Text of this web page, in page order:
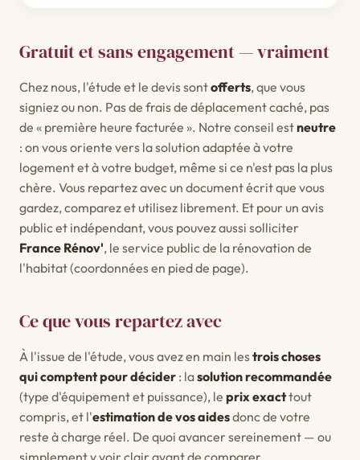
Gratuit et sans engagement — vraiment
Chez nous, l'étude et le devis sontofferts, que vous
signiez ou non. Pas de frais de déplacement caché, pas
de « première heure facturée ». Notre conseil estneutre
: on vous oriente vers la solution adaptée à votre
logement et à votre budget, même si ce n'est pas la plus
chère. Vous repartez avec un document écrit que vous
gardez, comparez et utilisez librement. Et pour un avis
public et indépendant, vous pouvez aussi solliciter
France Rénov', le service public de la rénovation de
l'habitat (coordonnées en pied de page).
Ce que vous repartez avec
À l'issue de l'étude, vous avez en main lestrois choses
qui comptent pour décider : lasolution recommandée
(type d'équipement et puissance), le prix exacttout
compris, et l'estimation de vos aidesdonc de votre
reste à charge réel. De quoi avancer sereinement — ou
simplement y voir clair avant de comparer.